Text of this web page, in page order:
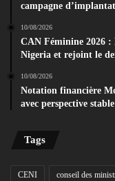
campagne
10/08/2026
CAN Féminine 2026 :
Nigeria et rejoint le
10/08/2026
Notation financière
avec perspective stable
Tags
CENI conseil des